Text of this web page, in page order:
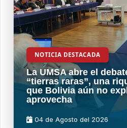
NOTICIA DESTACADA
La UMSA abre el
“tierras raras”, una
que Bolivia aún no
aprovecha
04 de Agosto del 2026